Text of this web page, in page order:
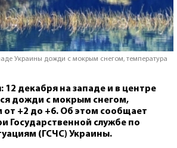
Украины дожди с мокрым снегом, температура
12 декабря на западе и в центре
дожди с мокрым снегом,
от +2 до +6. Об этом сообщает
Государственной службе по
(ГСЧС) Украины.